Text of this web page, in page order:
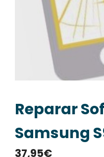
Reparar
Samsung
37,95€